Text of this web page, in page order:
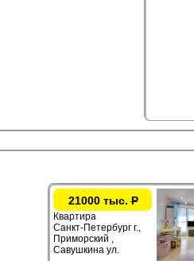
21000 тыс.Р
Квартира
Санкт-Петербург г.,
Приморский ,
Савушкина ул.